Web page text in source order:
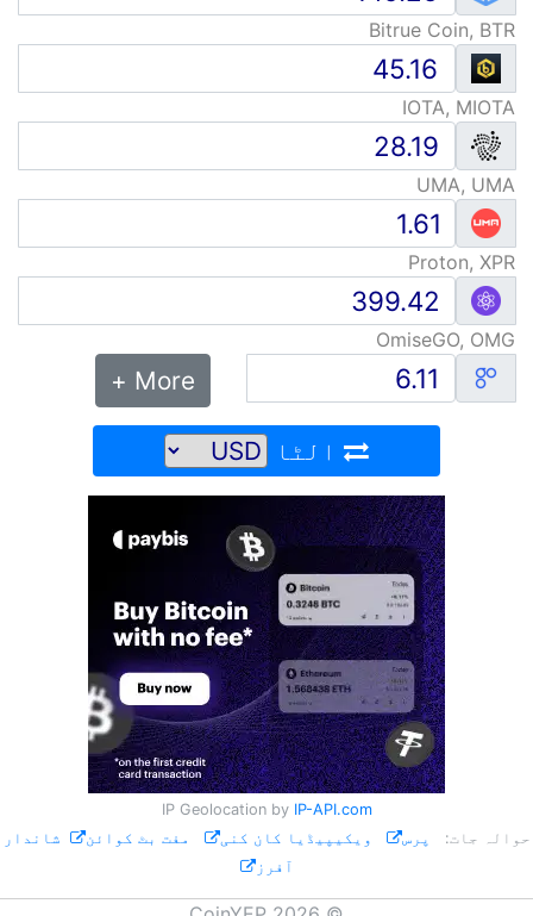
Bitrue Coin, BTR
IOTA, MIOTA
UMA, UMA
Proton, XPR
OmiseGO, OMG
More +
الٹا
IP Geolocation by IP-API.com
حوالہ جات:
پرس ویکیپیڈیا کان کنی مفت بٹ کوائن
شاندار
آفرز